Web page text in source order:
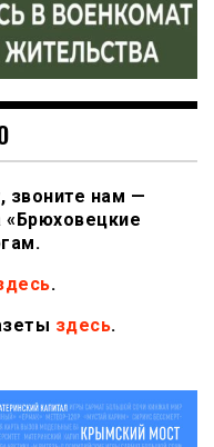
звоните нам —
«Брюховецкие
.
здесь.